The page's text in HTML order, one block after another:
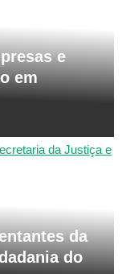
e
em
da
do